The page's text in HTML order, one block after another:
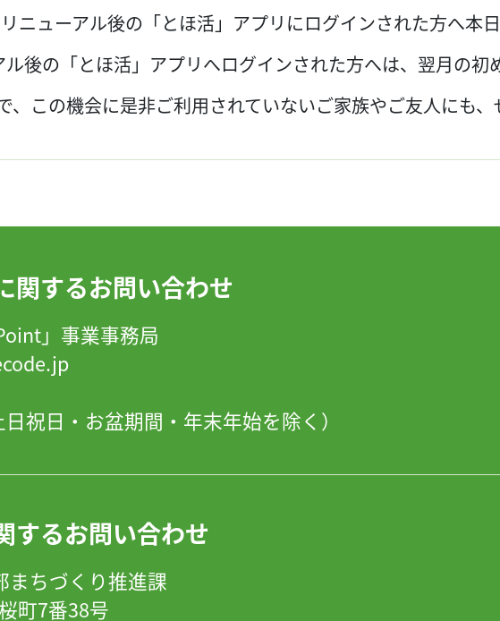
ニューアル後の「とほ活」アプリにログインされた方へ本
後の「とほ活」アプリへログインされた方へは、翌月の初
、この機会に是非ご利用されていないご家族やご友人にも、
関するお問い合わせ
」事業事務局
日祝日・お盆期間・年末年始を除く）
するお問い合わせ
まちづくり推進課
町7番38号